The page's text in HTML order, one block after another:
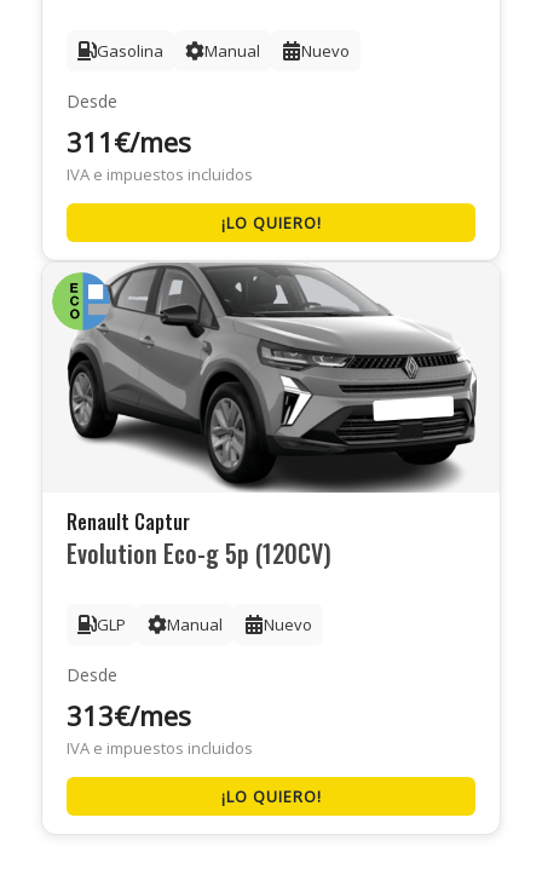
Gasolina Manual Nuevo
Desde
311€/mes
IVA e impuestos incluidos
¡LO QUIERO!
Renault Captur
Evolution Eco-g 5p (120CV)
GLP Manual Nuevo
Desde
313€/mes
IVA e impuestos incluidos
¡LO QUIERO!